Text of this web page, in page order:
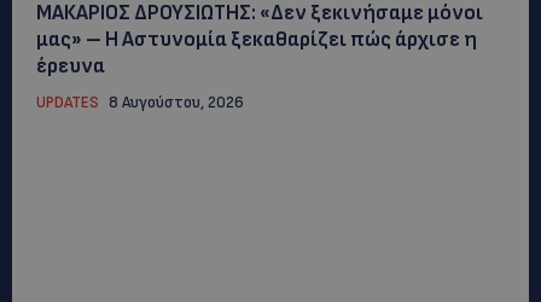
ΜΑΚΑΡΙΟΣ ΔΡΟΥΣΙΩΤΗΣ: «Δεν ξεκινήσαμε μόνοι
μας» – Η Αστυνομία ξεκαθαρίζει πώς άρχισε η
έρευνα
UPDATES 8 Αυγούστου, 2026